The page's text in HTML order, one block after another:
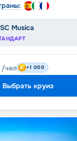
Musica
/чел +1 000
Выбрать круиз